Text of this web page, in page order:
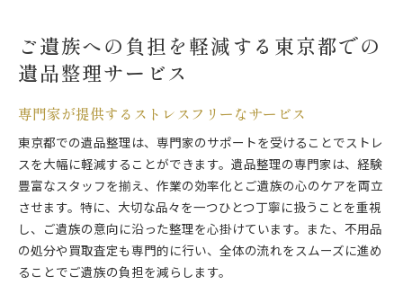
ご遺族への負担を軽減する東京都での
遺品整理サービス
専門家が提供するストレスフリーなサービス
東京都での遺品整理は、専門家のサポートを受けることでストレ
スを大幅に軽減することができます。遺品整理の専門家は、経験
豊富なスタッフを揃え、作業の効率化とご遺族の心のケアを両立
させます。特に、大切な品々を一つひとつ丁寧に扱うことを重視
し、ご遺族の意向に沿った整理を心掛けています。また、不用品
の処分や買取査定も専門的に行い、全体の流れをスムーズに進め
ることでご遺族の負担を減らします。